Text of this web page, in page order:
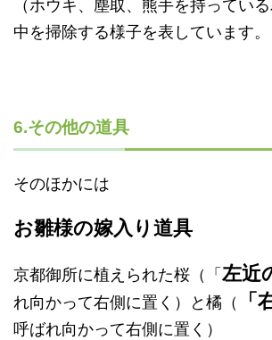
中を掃除する様子を表しています。
6.その他の道具
そのほかには
お雛様の嫁入り道具
京都御所に植えられた桜（「左近
れ向かって右側に置く）と橘（
「
呼ばれ向かって右側に置く）